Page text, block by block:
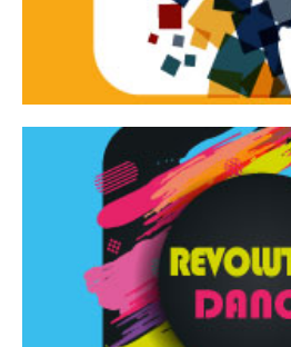
Tracce
Revolution
Rassegna di danza